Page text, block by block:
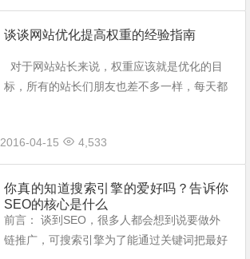
谈谈网站优化提高权重的经验指南
对于网站站长来说，权重应该就是优化的目
标，所有的站长们朋友也差不多一样，每天都
前途。一个网站权重的高低那么...
2016-04-15 4,533
你真的知道搜索引擎的爱好吗？告诉你
SEO的核心是什么
前言： 谈到SEO，很多人都会想到说要做外
链推广，可搜索引擎为了能通过关键词把最好